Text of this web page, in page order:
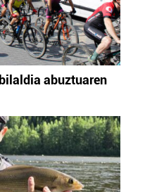
abuztuaren